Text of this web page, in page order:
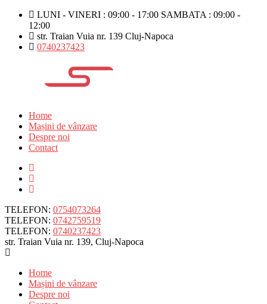
LUNI - VINERI : 09:00 - 17:00 SAMBATA : 09:00 -
12:00
str. Traian Vuia nr. 139 Cluj-Napoca
0740237423
Home
Mașini de vânzare
Despre noi
Contact
TELEFON: 0754073264
TELEFON: 0742759519
TELEFON: 0740237423
str. Traian Vuia nr. 139, Cluj-Napoca
Home
Mașini de vânzare
Despre noi